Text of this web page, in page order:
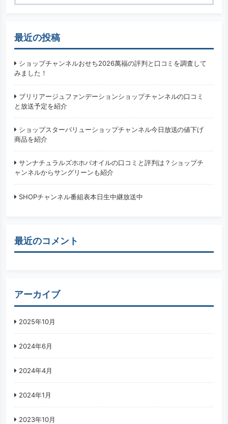
最近の投稿
ショップチャンネルおせち2026萬福の評判と口コミを調査して
みました！
ブリリアージュファンデーションショップチャンネルの口コミ
と放送予定を紹介
ショップスターバリューショップチャンネル今日放送の値下げ
商品を紹介
サンナチュラルズホホバオイルの口コミと評判は？ショップチ
ャンネルからサングリーンも紹介
SHOPチャンネル番組表本日生中継放送中
最近のコメント
アーカイブ
2025年10月
2024年6月
2024年4月
2024年1月
2023年10月